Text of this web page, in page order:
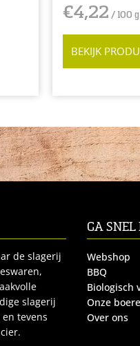
€4,22 / 100 g
BEKIJK
de slagerij
slagerij
tevens
GA
Webshop
BBQ
Biologisch
Onze
Over ons